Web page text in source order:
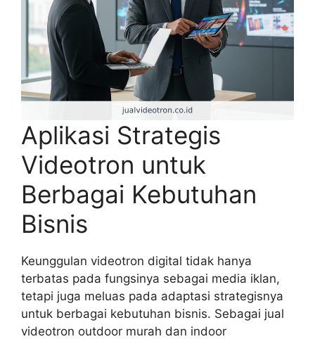
Aplikasi Strategis
Videotron untuk
Berbagai Kebutuhan
Bisnis
Keunggulan videotron digital tidak hanya
terbatas pada fungsinya sebagai media iklan,
tetapi juga meluas pada adaptasi strategisnya
untuk berbagai kebutuhan bisnis. Sebagai jual
videotron outdoor murah dan indoor